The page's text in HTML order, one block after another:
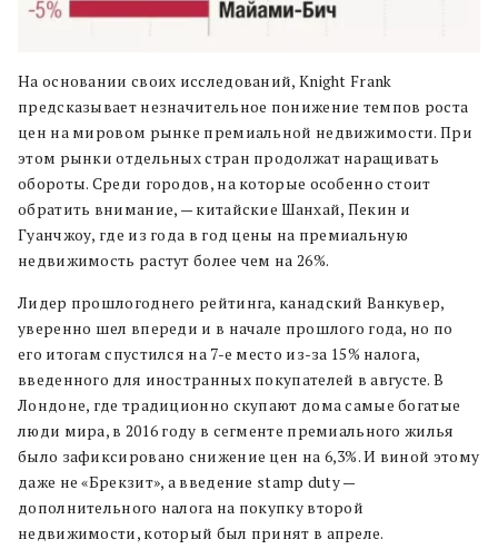
На основании своих исследований, Knight Frank
предсказывает незначительное понижение темпов роста
цен на мировом рынке премиальной недвижимости. При
этом рынки отдельных стран продолжат наращивать
обороты. Среди городов, на которые особенно стоит
обратить внимание, — китайские Шанхай, Пекин и
Гуанчжоу, где из года в год цены на премиальную
недвижимость растут более чем на 26%.
Лидер прошлогоднего рейтинга, канадский Ванкувер,
уверенно шел впереди и в начале прошлого года, но по
его итогам спустился на 7-е место из-за 15% налога,
введенного для иностранных покупателей в августе. В
Лондоне, где традиционно скупают дома самые богатые
люди мира, в 2016 году в сегменте премиального жилья
было зафиксировано снижение цен на 6,3%. И виной этому
даже не «Брекзит», а введение stamp duty —
дополнительного налога на покупку второй
недвижимости, который был принят в апреле.